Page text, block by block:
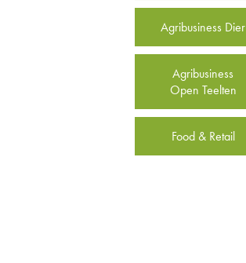
Agribusiness Dier
Agribusiness
Open Teelten
Food & Retail